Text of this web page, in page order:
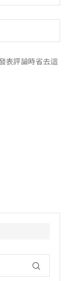
表評論時省去這